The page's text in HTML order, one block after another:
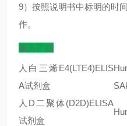
9）按照说明书中标明的时
作。
相关产品
人白三烯E4(LTE4)ELIS
A试剂盒
人 D 二聚体(D2D)ELISA
试剂盒